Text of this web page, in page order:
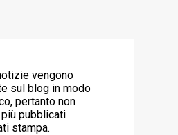
vengono
sul blog in modo
pertanto non
pubblicati
stampa.